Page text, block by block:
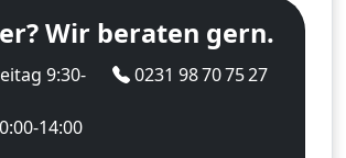
Wir beraten gern.
9:30-
14:00
0231 98 70 75 27